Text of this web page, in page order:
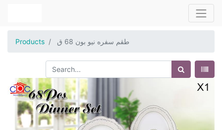
Products طقم سفره نيو بون 68 ق